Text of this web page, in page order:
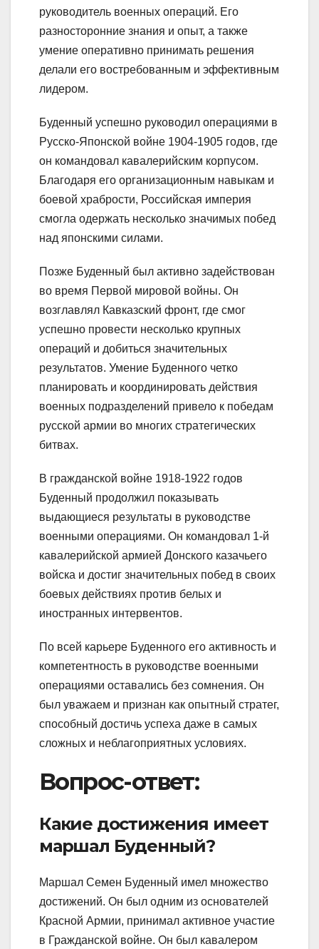
руководитель военных операций. Его
разносторонние знания и опыт, а также
умение оперативно принимать решения
делали его востребованным и эффективным
лидером.
Буденный успешно руководил операциями в
Русско-Японской войне 1904-1905 годов, где
он командовал кавалерийским корпусом.
Благодаря его организационным навыкам и
боевой храбрости, Российская империя
смогла одержать несколько значимых побед
над японскими силами.
Позже Буденный был активно задействован
во время Первой мировой войны. Он
возглавлял Кавказский фронт, где смог
успешно провести несколько крупных
операций и добиться значительных
результатов. Умение Буденного четко
планировать и координировать действия
военных подразделений привело к победам
русской армии во многих стратегических
битвах.
В гражданской войне 1918-1922 годов
Буденный продолжил показывать
выдающиеся результаты в руководстве
военными операциями. Он командовал 1-й
кавалерийской армией Донского казачьего
войска и достиг значительных побед в своих
боевых действиях против белых и
иностранных интервентов.
По всей карьере Буденного его активность и
компетентность в руководстве военными
операциями оставались без сомнения. Он
был уважаем и признан как опытный стратег,
способный достичь успеха даже в самых
сложных и неблагоприятных условиях.
Вопрос-ответ:
Какие достижения имеет
маршал Буденный?
Маршал Семен Буденный имел множество
достижений. Он был одним из основателей
Красной Армии, принимал активное участие
в Гражданской войне. Он был кавалером